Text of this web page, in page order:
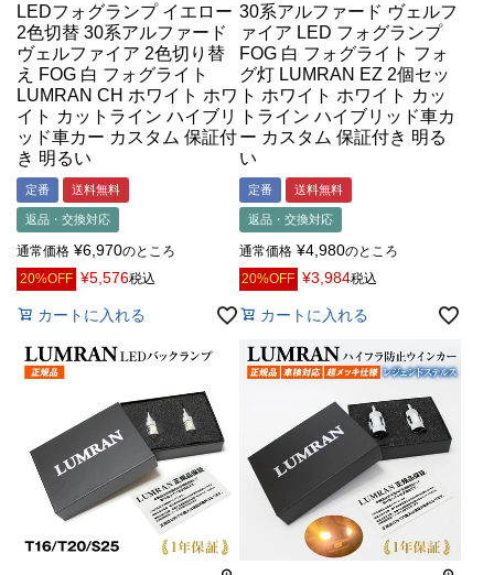
LEDフォグランプ イエロー
2色切替 30系アルファード
ヴェルファイア 2色切り替
え FOG 白 フォグライト
LUMRAN CH ホワイト ホワ
イト カットライン ハイブリ
ッド車カー カスタム 保証付
き 明るい
定番 送料無料
返品・交換対応
通常価格 ¥6,970のところ
20%OFF ¥5,576税込
カートに入れる
30系アルファード ヴェルフ
ァイア LED フォグランプ
FOG 白 フォグライト フォ
グ灯 LUMRAN EZ 2個セッ
ト ホワイト ホワイト カッ
トライン ハイブリッド車カ
ー カスタム 保証付き 明る
い
定番 送料無料
返品・交換対応
通常価格 ¥4,980のところ
20%OFF ¥3,984税込
カートに入れる